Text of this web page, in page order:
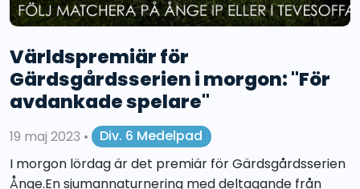
Världspremiär för
Gärdsgårdsserien i morgon: "För
avdankade spelare"
19 maj 2023 •
Div. 6 Medelpad
I morgon lördag är det premiär för Gärdsgårdsserien
Ånge.En sjumannaturnering med deltagande från